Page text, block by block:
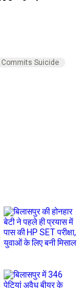
Commits Suicide